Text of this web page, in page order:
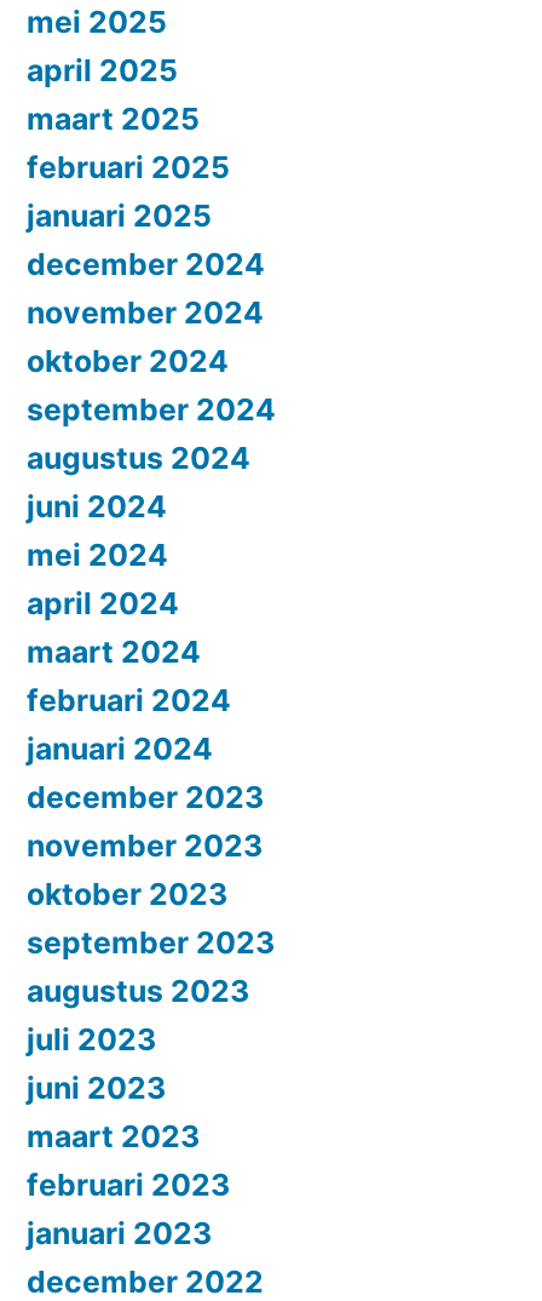
mei 2025
april 2025
maart 2025
februari 2025
januari 2025
december 2024
november 2024
oktober 2024
september 2024
augustus 2024
juni 2024
mei 2024
april 2024
maart 2024
februari 2024
januari 2024
december 2023
november 2023
oktober 2023
september 2023
augustus 2023
juli 2023
juni 2023
maart 2023
februari 2023
januari 2023
december 2022